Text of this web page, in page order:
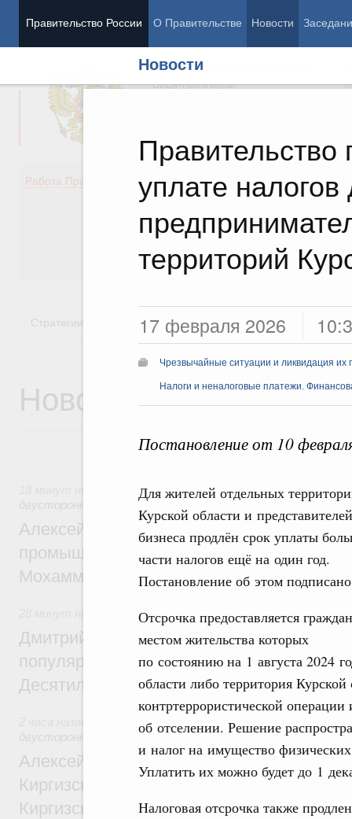
Правительство России О Правительстве Новости
Новости
Правительство
уплате
территорий
17 февраля 2026
Чрезвычайные ситуации и ликвидация их
Налоги и неналоговые платежи.
Постановление от 10
Для жителей отдельных
Курской области и представителей
бизнеса продлён срок уплаты
части налогов ещё на один год.
Постановление об этом
Отсрочка предоставляется
местом жительства которых
по состоянию на 1 августа 2024
области либо территория
контртеррористической
об отселении. Решение
и налог на имущество
Уплатить их можно будет до 1
Налоговая отсрочка также
Председатель Правительства
Вице-премьеры
Работа Правительства
Демография
Здоровье
Культура
Государство
Стратегии Государственные программы
Новости
Экономические отношения с
двусторонней основе
Алексей Оверчук провёл рабочую
промышленности, недропользования и
Мохаммадом Атабаком
Внутренний и въездной туризм
Дмитрий Чернышенко: Порядка 110
популярного туризма в 35 регионах
Десятилетия науки и технологий
Экономические и гуманитарные отношения
двусторонней основе
Алексей Оверчук принял участие в
Киргизского экономического форума и
Киргизской межрегиональной